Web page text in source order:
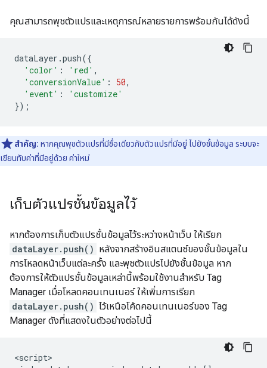
คุณสามารถพุชตัวแปรและเหตุการณ์หลายรายการพร้อมกันได้ดังนี้
dataLayer .push({
'color' : 'red' ,
'conversionValue' : 50,
'event' :
'customize'
});
สำคัญ: หากคุณพุชตัวแปรที่มีชื่อเดียวกับตัวแปรที่มีอยู่ ไปยังชั้นข้อมูล ระบบจะ
เขียนทับค่าที่มีอยู่ด้วย ค่าใหม่
เก็บตัวแปรชั้นข้อมูลไว้
หากต้องการเก็บตัวแปรชั้นข้อมูลไว้ระหว่างหน้าเว็บ ให้เรียก
dataLayer.push() หลังจากสร้างอินสแตนซ์ของชั้นข้อมูลใน
การโหลดหน้าเว็บแต่ละครั้ง และพุชตัวแปรไปยังชั้นข้อมูล หาก
ต้องการให้ตัวแปรชั้นข้อมูลเหล่านี้พร้อมใช้งานสำหรับ Tag
Manager เมื่อโหลดคอนเทนเนอร์ ให้เพิ่มการเรียก
dataLayer.push() ไว้เหนือโค้ดคอนเทนเนอร์ของ Tag
Manager ดังที่แสดงในตัวอย่างต่อไปนี้
<script>